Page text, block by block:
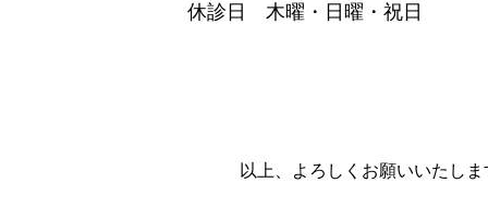
休診日 木曜・日曜・祝日
以上、よろしくお願いいたしま